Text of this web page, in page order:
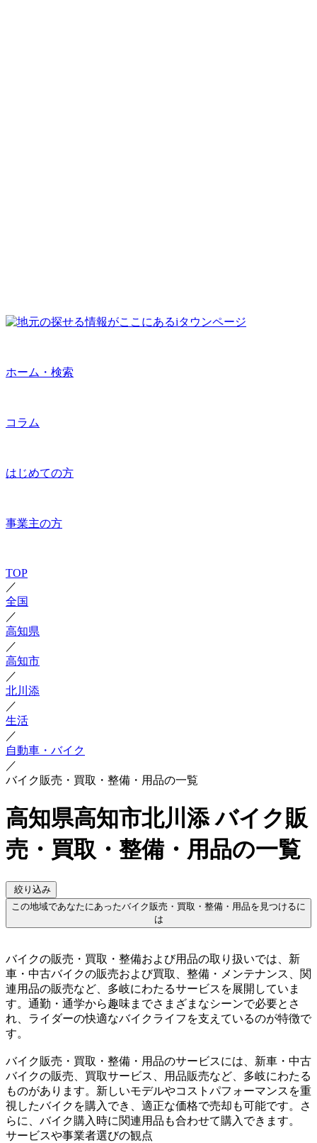
ホーム・検索
コラム
はじめての方
事業主の方
TOP
／
全国
／
高知県
／
高知市
／
北川添
／
生活
／
自動車・バイク
／
バイク販売・買取・整備・用品の一覧
高知県高知市北川添 バイク販
売・買取・整備・用品の一覧
絞り込み
この地域であなたにあったバイク販売・買取・整備・用品を見つけるに
は
バイクの販売・買取・整備および用品の取り扱いでは、新
車・中古バイクの販売および買取、整備・メンテナンス、関
連用品の販売など、多岐にわたるサービスを展開していま
す。通勤・通学から趣味までさまざまなシーンで必要とさ
れ、ライダーの快適なバイクライフを支えているのが特徴で
す。
バイク販売・買取・整備・用品のサービスには、新車・中古
バイクの販売、買取サービス、用品販売など、多岐にわたる
ものがあります。新しいモデルやコストパフォーマンスを重
視したバイクを購入でき、適正な価格で売却も可能です。さ
らに、バイク購入時に関連用品も合わせて購入できます。
サービスや事業者選びの観点